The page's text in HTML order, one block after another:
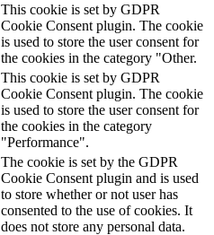
This cookie is set by GDPR
Cookie Consent plugin. The cookie
is used to store the user consent for
the cookies in the category "Other.
This cookie is set by GDPR
Cookie Consent plugin. The cookie
is used to store the user consent for
the cookies in the category
"Performance".
The cookie is set by the GDPR
Cookie Consent plugin and is used
to store whether or not user has
consented to the use of cookies. It
does not store any personal data.